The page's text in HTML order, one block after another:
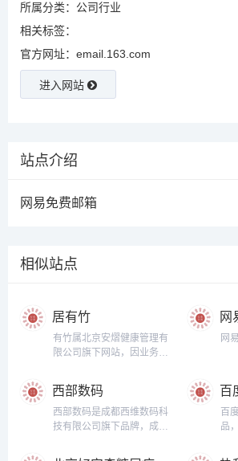
所属分类： 公司行业
相关标签：
官方网址：email.163.com
进入网站
站点介绍
网易免费邮箱
相似站点
居有竹
有竹属北京安熠健康管理有
限公司旗下网站，因业务发
国际竹艺商贸城从事线上销
售业务。“居有竹”这个名称
的出处是宋.苏东坡诗作《於
潜僧绿筠轩》：宁可食无
网
网
西部数码
西部数码是成都西维数码科
技有限公司旗下品牌，成立
万元，主营信息存储与发布
百
百
品
存